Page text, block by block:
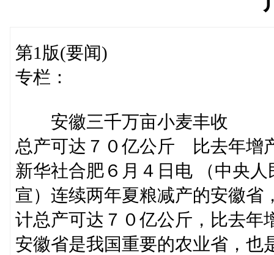
第1版(要闻)
专栏：
安徽三千万亩小麦丰收
总产可达７０亿公斤 比去年增
新华社合肥６月４日电 （中央
宣）连续两年夏粮减产的安徽省
计总产可达７０亿公斤，比去年
安徽省是我国重要的农业省，也